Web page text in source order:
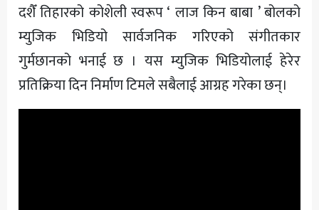
दशैँ तिहारको कोशेली स्वरूप ‘ लाज किन बाबा ’ बोलको
म्युजिक भिडियो सार्वजनिक गरिएको संगीतकार
गुर्मछानको भनाई छ । यस म्युजिक भिडियोलाई हेरेर
प्रतिक्रिया दिन निर्माण टिमले सबैलाई आग्रह गरेका छन्।